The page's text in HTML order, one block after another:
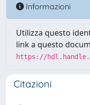
Informazioni
Utilizza questo
link a questo
https://
Citazioni